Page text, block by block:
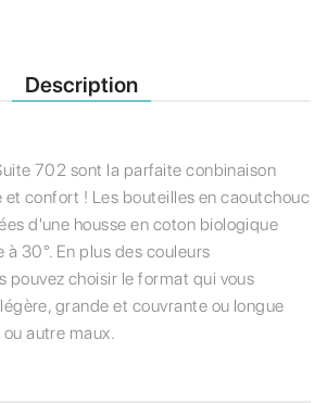
Description
702 sont la parfaite conbinaison
confort ! Les bouteilles en caoutchouc
d'une housse en coton biologique
30°. En plus des couleurs
pouvez choisir le format qui vous
grande et couvrante ou longue
autre maux.